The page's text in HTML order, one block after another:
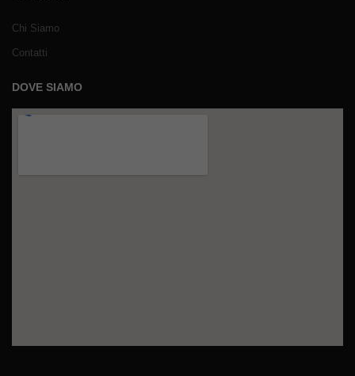
Chi Siamo
Contatti
DOVE SIAMO